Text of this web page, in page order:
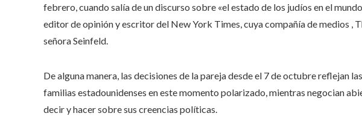
febrero, cuando salía de un discurso sobre «el estado de los judíos en el
editor de opinión y escritor del New York Times, cuya compañía de medios ,
señora Seinfeld.
De alguna manera, las decisiones de la pareja desde el 7 de octubre reflejan
familias estadounidenses en este momento polarizado, mientras negocian
decir y hacer sobre sus creencias políticas.